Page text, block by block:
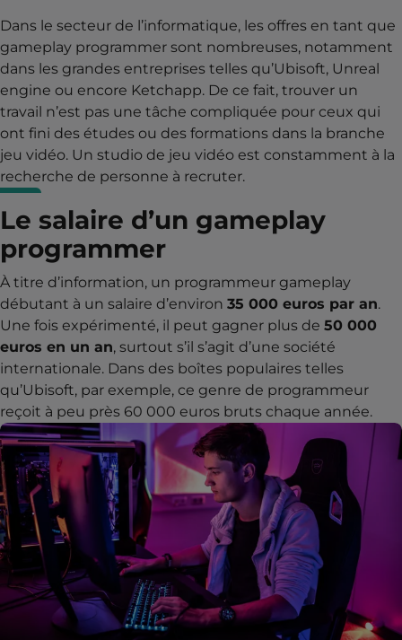
Dans le secteur de l’informatique, les offres en tant que
gameplay programmer sont nombreuses, notamment
dans les grandes entreprises telles qu’Ubisoft, Unreal
engine ou encore Ketchapp. De ce fait, trouver un
travail n’est pas une tâche compliquée pour ceux qui
ont fini des études ou des formations dans la branche
jeu vidéo. Un studio de jeu vidéo est constamment à la
recherche de personne à recruter.
Le salaire d’un gameplay
programmer
À titre d’information, un programmeur gameplay
débutant à un salaire d’environ 35 000 euros par an.
Une fois expérimenté, il peut gagner plus de 50 000
euros en un an, surtout s’il s’agit d’une société
internationale. Dans des boîtes populaires telles
qu’Ubisoft, par exemple, ce genre de programmeur
reçoit à peu près 60 000 euros bruts chaque année.